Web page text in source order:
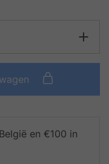
en €100 in